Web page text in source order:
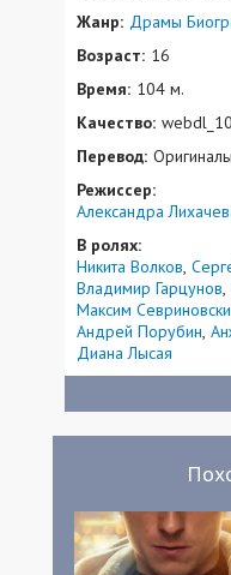
Жанр: Драмы
Возраст: 16
Время: 104 м.
Качество:
Перевод:
Режиссер:
Александра
В ролях:
Никита Волков
Владимир Гарцунов
Максим
Андрей Порубин
Диана Лысая